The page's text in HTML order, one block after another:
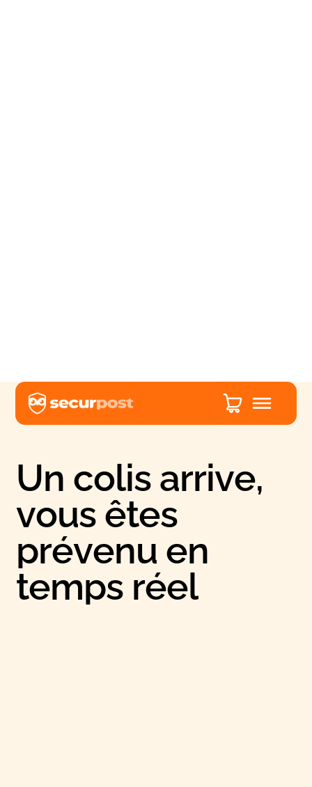
Un colis arrive,
vous êtes
prévenu en
temps réel